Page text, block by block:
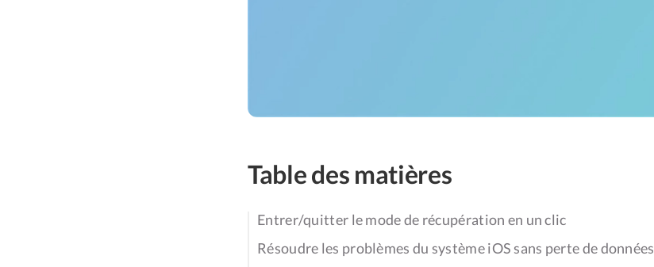
Table des matières
Entrer/quitter le mode de récupération en un clic
Résoudre les problèmes du système iOS sans perte de données